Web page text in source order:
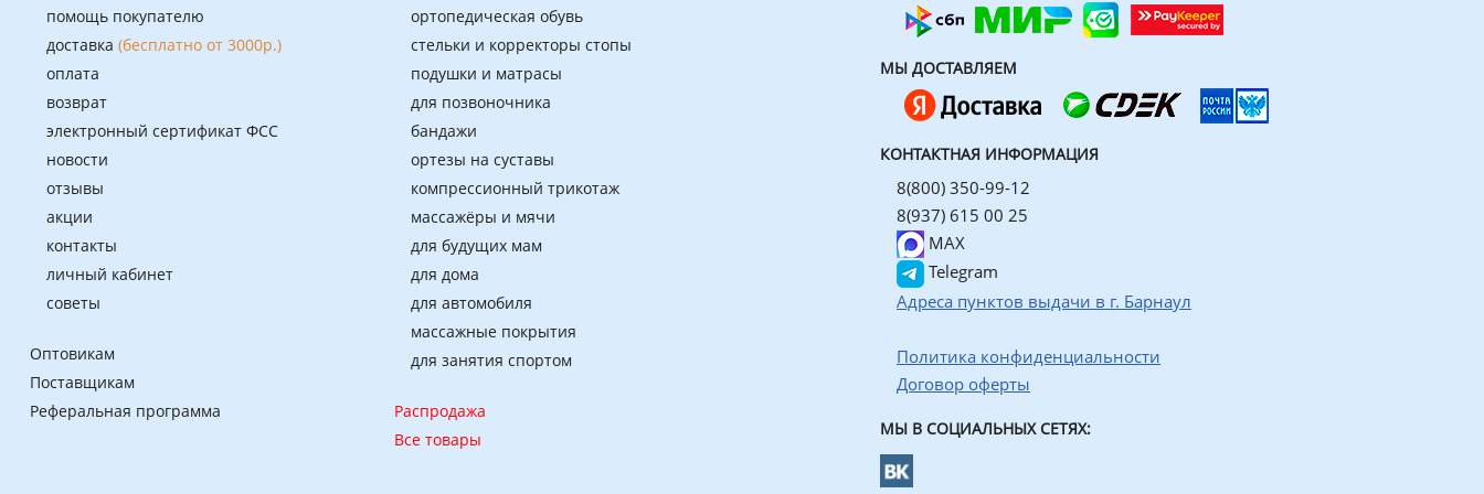
помощь покупателю
доставка (бесплатно от 3000р.)
оплата
возврат
электронный сертификат ФСС
новости
отзывы
акции
контакты
личный кабинет
советы
Оптовикам
Поставщикам
Реферальная программа
ортопедическая обувь
стельки и корректоры стопы
подушки и матрасы
для позвоночника
бандажи
ортезы на суставы
компрессионный трикотаж
массажёры и мячи
для будущих мам
для дома
для автомобиля
массажные покрытия
для занятия спортом
Распродажа
Все товары
МЫ ДОСТАВЛЯЕМ
КОНТАКТНАЯ ИНФОРМАЦИЯ
8(800) 350-99-12
8(937) 615 00 25
MAX
Telegram
Адреса пунктов выдачи в г. Барнаул
Политика конфиденциальности
Договор оферты
МЫ В СОЦИАЛЬНЫХ СЕТЯХ: